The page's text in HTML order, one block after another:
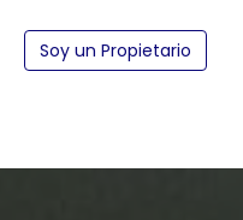
Soy un Propietario